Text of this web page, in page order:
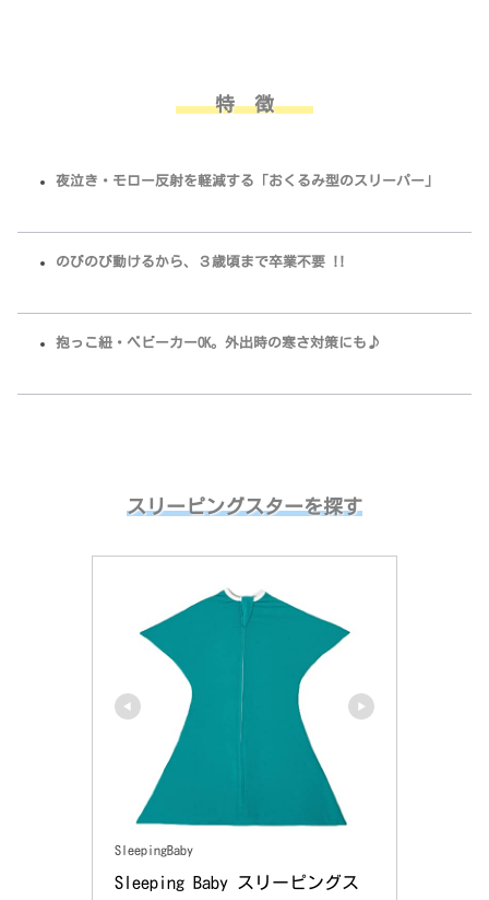
特 徴
夜泣き・モロー反射を軽減する「おくるみ型のスリーパー」
のびのび動けるから、３歳頃まで卒業不要 !!
抱っこ紐・ベビーカーOK。外出時の寒さ対策にも♪
スリーピングスターを探す
SleepingBaby
Sleeping Baby スリーピングス